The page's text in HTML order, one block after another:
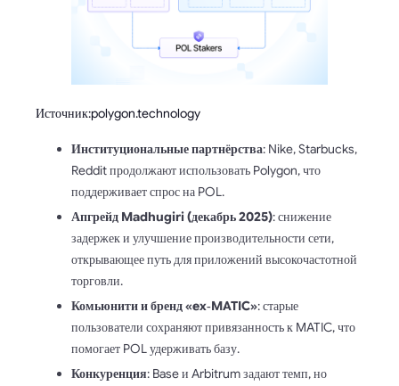
Источник:polygon.technology
Институциональные партнёрства: Nike, Starbucks,
Reddit продолжают использовать Polygon, что
поддерживает спрос на POL.
Апгрейд Madhugiri (декабрь 2025): снижение
задержек и улучшение производительности сети,
открывающее путь для приложений высокочастотной
торговли.
Комьюнити и бренд «ex‑MATIC»: старые
пользователи сохраняют привязанность к MATIC, что
помогает POL удерживать базу.
Конкуренция: Base и Arbitrum задают темп, но